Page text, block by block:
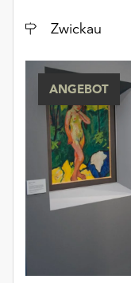
unserer
oder
dem
Impressum
Ort
Zwickau
ANGEBOT